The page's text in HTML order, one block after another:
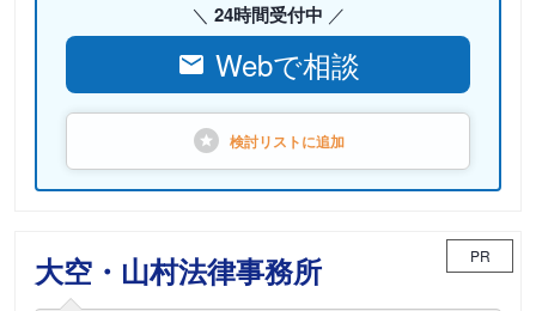
24時間受付中
Webで相談
検討リストに追加
大空・山村法律事務所 PR